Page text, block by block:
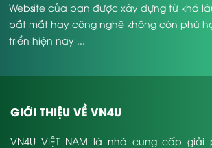
Website của bạn được xây dựng từ khá
bắt mắt hay công nghệ không còn phù
triển hiện nay ...
GIỚI THIỆU VỀ VN4U
VN4U VIỆT NAM là nhà cung cấp